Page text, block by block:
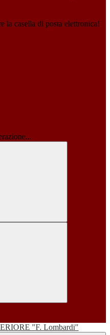
la casella di posta elettronica!